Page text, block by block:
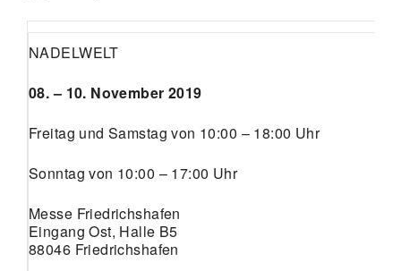
NADELWELT
08. – 10. November 2019
Freitag und Samstag von 10:00 – 18:00 Uhr
Sonntag von 10:00 – 17:00 Uhr
Messe Friedrichshafen
Eingang Ost, Halle B5
88046 Friedrichshafen